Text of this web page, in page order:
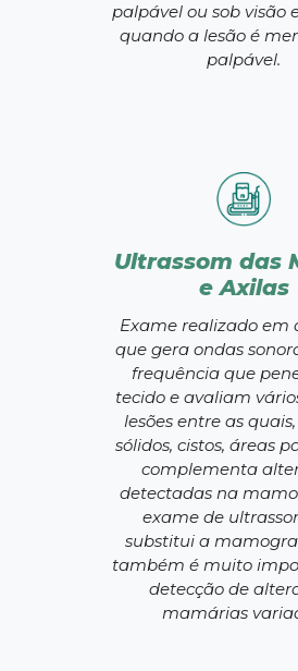
palpável ou sob visão
quando a lesão é
palpável.
Ultrassom das
e Axilas
Exame realizado em
que gera ondas
frequência que
tecido e avaliam
lesões entre as
sólidos, cistos, áreas
complementa
detectadas na
exame de
substitui a
também é muito
detecção de
mamárias